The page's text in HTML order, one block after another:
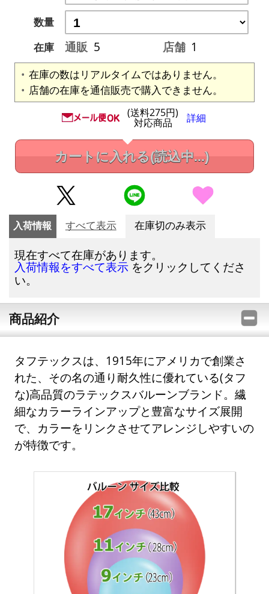
数量
在庫
通販 5 店舗 1
在庫の数はリアルタイムではありません。
店舗の在庫を通信販売で購入できません。
(送料275円)
対応商品 詳細
カートに入れる(読込中...)
入荷情報 すべて表示 在庫切のみ表示
現在すべて在庫があります。
入荷情報をすべて表示 をクリックしてくださ
い。
商品紹介
タフテックスは、1915年にアメリカで創業さ
れた、その名の通り耐久性に優れている(タフ
な)高品質のラテックスバルーンブランド。繊
細なカラーラインアップと豊富なサイズ展開
で、カラーをリンクさせてアレンジしやすいの
が特徴です。